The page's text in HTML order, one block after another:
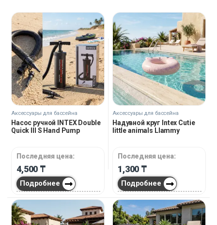
Аксессуары для бассейна
Насос ручной INTEX Double
Quick III S Hand Pump
Последняя цена:
4,500 ₸
Подробнее
Аксессуары для бассейна
Надувной круг Intex Cutie
little animals Llammy
Последняя цена:
1,300 ₸
Подробнее